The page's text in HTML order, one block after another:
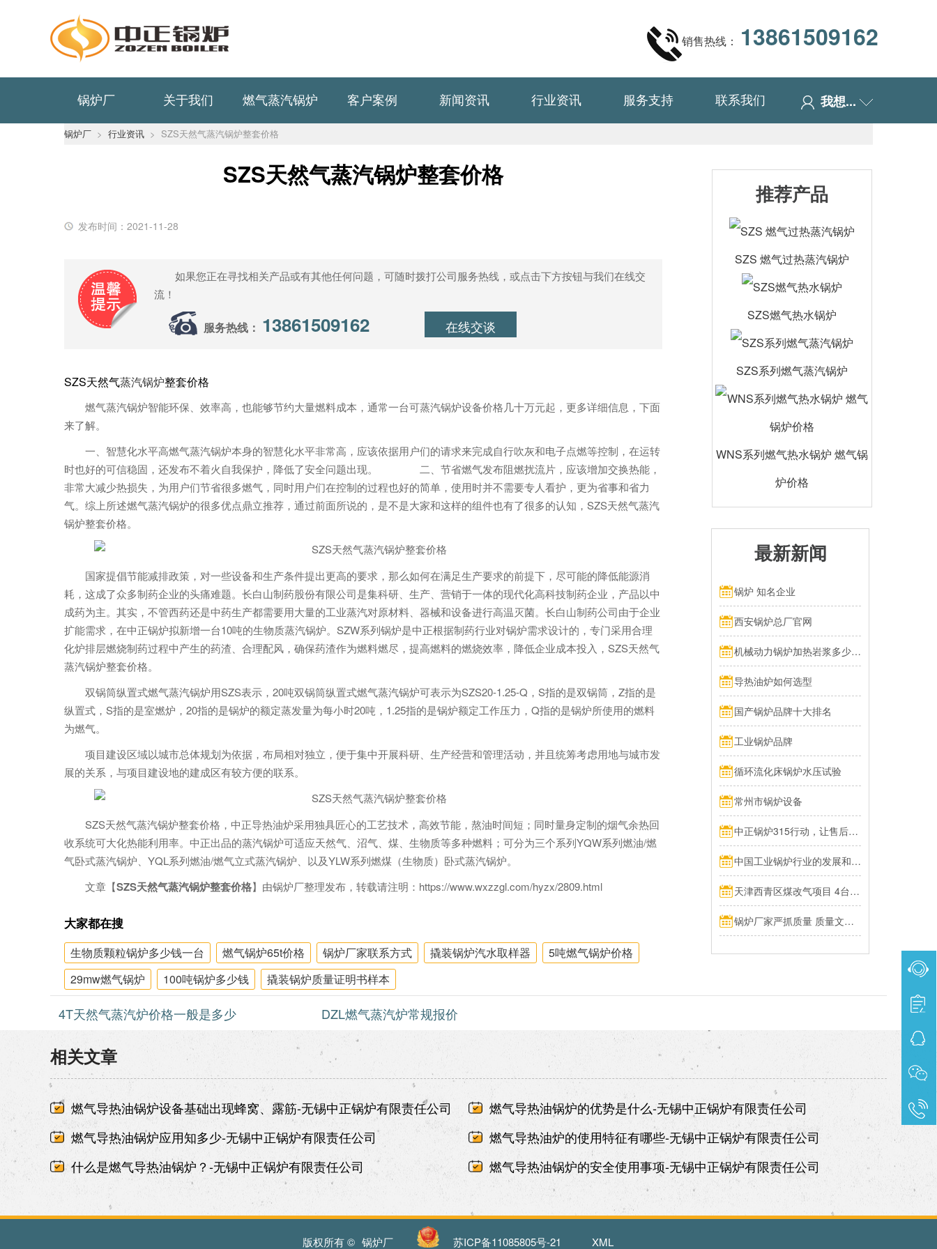
销售热线： 13861509162
锅炉厂 关于我们 燃气蒸汽锅炉 客户案例 新闻资讯 行业资讯 服务支持 联系我们 我想...
锅炉厂 > 行业资讯 > SZS天然气蒸汽锅炉整套价格
SZS天然气蒸汽锅炉整套价格
发布时间：2021-11-28
如果您正在寻找相关产品或有其他任何问题，可随时拨打公司服务热线，或点击下方按钮与我们在线交
流！
服务热线： 13861509162 在线交谈
SZS天然气蒸汽锅炉整套价格
燃气蒸汽锅炉智能环保、效率高，也能够节约大量燃料成本，通常一台可蒸汽锅炉设备价格几十万元起，更多详细信息，下面
来了解。
一、智慧化水平高燃气蒸汽锅炉本身的智慧化水平非常高，应该依据用户们的请求来完成自行吹灰和电子点燃等控制，在运转
时也好的可信稳固，还发布不着火自我保护，降低了安全问题出现。 二、节省燃气发布阻燃扰流片，应该增加交换热能，
非常大减少热损失，为用户们节省很多燃气，同时用户们在控制的过程也好的简单，使用时并不需要专人看护，更为省事和省力
气。综上所述燃气蒸汽锅炉的很多优点鼎立推荐，通过前面所说的，是不是大家和这样的组件也有了很多的认知，SZS天然气蒸汽
锅炉整套价格。
国家提倡节能减排政策，对一些设备和生产条件提出更高的要求，那么如何在满足生产要求的前提下，尽可能的降低能源消
耗，这成了众多制药企业的头痛难题。长白山制药股份有限公司是集科研、生产、营销于一体的现代化高科技制药企业，产品以中
成药为主。其实，不管西药还是中药生产都需要用大量的工业蒸汽对原材料、器械和设备进行高温灭菌。长白山制药公司由于企业
扩能需求，在中正锅炉拟新增一台10吨的生物质蒸汽锅炉。SZW系列锅炉是中正根据制药行业对锅炉需求设计的，专门采用合理
化炉排层燃烧制药过程中产生的药渣、合理配风，确保药渣作为燃料燃尽，提高燃料的燃烧效率，降低企业成本投入，SZS天然气
蒸汽锅炉整套价格。
双锅筒纵置式燃气蒸汽锅炉用SZS表示，20吨双锅筒纵置式燃气蒸汽锅炉可表示为SZS20-1.25-Q，S指的是双锅筒，Z指的是
纵置式，S指的是室燃炉，20指的是锅炉的额定蒸发量为每小时20吨，1.25指的是锅炉额定工作压力，Q指的是锅炉所使用的燃料
为燃气。
项目建设区域以城市总体规划为依据，布局相对独立，便于集中开展科研、生产经营和管理活动，并且统筹考虑用地与城市发
展的关系，与项目建设地的建成区有较方便的联系。
SZS天然气蒸汽锅炉整套价格，中正导热油炉采用独具匠心的工艺技术，高效节能，熬油时间短；同时量身定制的烟气余热回
收系统可大化热能利用率。中正出品的蒸汽锅炉可适应天然气、沼气、煤、生物质等多种燃料；可分为三个系列YQW系列燃油/燃
气卧式蒸汽锅炉、YQL系列燃油/燃气立式蒸汽锅炉、以及YLW系列燃煤（生物质）卧式蒸汽锅炉。
文章【SZS天然气蒸汽锅炉整套价格】由锅炉厂整理发布，转载请注明：https://www.wxzzgl.com/hyzx/2809.html
大家都在搜
生物质颗粒锅炉多少钱一台 燃气锅炉65t价格 锅炉厂家联系方式 撬装锅炉汽水取样器
5吨燃气锅炉价格
29mw燃气锅炉
100吨锅炉多少钱 撬装锅炉质量证明书样本
推荐产品
SZS 燃气过热蒸汽锅炉
SZS燃气热水锅炉
SZS系列燃气蒸汽锅炉
WNS系列燃气热水锅炉 燃气锅
炉价格
最新新闻
锅炉 知名企业
西安锅炉总厂官网
机械动力锅炉加热岩浆多少热量
导热油炉如何选型
国产锅炉品牌十大排名
工业锅炉品牌
循环流化床锅炉水压试验
常州市锅炉设备
中正锅炉315行动，让售后服务成为品质保障的最后一公里
中国工业锅炉行业的发展和挑战：走向可持续发展的新阶段
天津西青区煤改气项目 4台70MW中正燃气锅炉投入运行
锅炉厂家严抓质量 质量文化标语有奖征集
4T天然气蒸汽炉价格一般是多少 DZL燃气蒸汽炉常规报价
相关文章
燃气导热油锅炉设备基础出现蜂窝、露筋-无锡中正锅炉有限责任公司
燃气导热油锅炉的优势是什么-无锡中正锅炉有限责任公司
燃气导热油锅炉应用知多少-无锡中正锅炉有限责任公司
燃气导热油炉的使用特征有哪些-无锡中正锅炉有限责任公司
什么是燃气导热油锅炉？-无锡中正锅炉有限责任公司
燃气导热油锅炉的安全使用事项-无锡中正锅炉有限责任公司
版权所有 © 锅炉厂 苏ICP备11085805号-21 XML